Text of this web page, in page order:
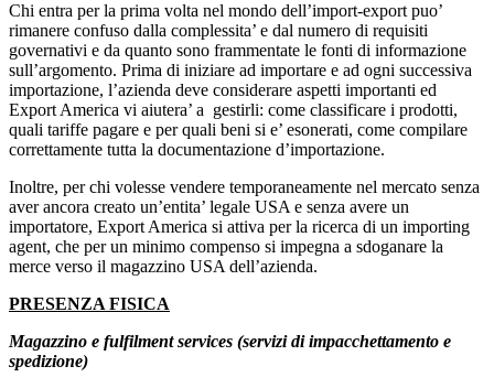
Chi entra per la prima volta nel mondo dell’import-export puo’
rimanere confuso dalla complessita’ e dal numero di requisiti
governativi e da quanto sono frammentate le fonti di informazione
sull’argomento. Prima di iniziare ad importare e ad ogni successiva
importazione, l’azienda deve considerare aspetti importanti ed
Export America vi aiutera’ a gestirli: come classificare i prodotti,
quali tariffe pagare e per quali beni si e’ esonerati, come compilare
correttamente tutta la documentazione d’importazione.
Inoltre, per chi volesse vendere temporaneamente nel mercato senza
aver ancora creato un’entita’ legale USA e senza avere un
importatore, Export America si attiva per la ricerca di un importing
agent, che per un minimo compenso si impegna a sdoganare la
merce verso il magazzino USA dell’azienda.
PRESENZA FISICA
Magazzino e fulfilment services (servizi di impacchettamento e
spedizione)